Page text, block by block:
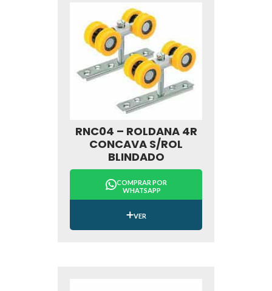
RNC04 – ROLDANA 4R
CONCAVA S/ROL
BLINDADO
COMPRAR POR
WHATSAPP
VER